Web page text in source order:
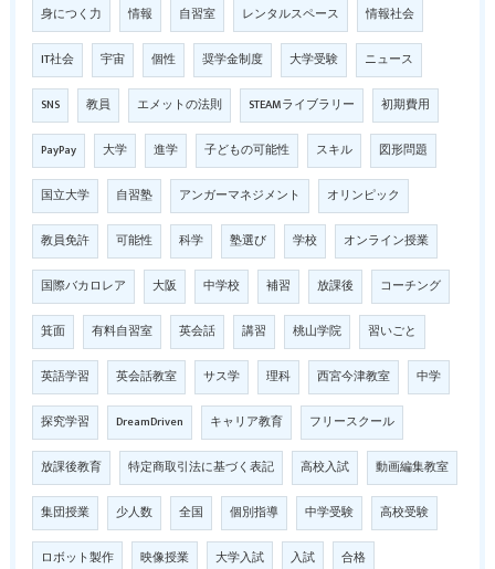
身につく力 情報 自習室 レンタルスペース 情報社会
IT社会 宇宙 個性 奨学金制度 大学受験 ニュース
SNS 教員 エメットの法則 STEAMライブラリー 初期費用
PayPay 大学 進学 子どもの可能性 スキル 図形問題
国立大学 自習塾 アンガーマネジメント オリンピック
教員免許 可能性 科学 塾選び 学校 オンライン授業
国際バカロレア 大阪 中学校 補習 放課後 コーチング
箕面 有料自習室 英会話 講習 桃山学院 習いごと
英語学習 英会話教室 サス学 理科 西宮今津教室 中学
探究学習 DreamDriven キャリア教育 フリースクール
放課後教育 特定商取引法に基づく表記 高校入試 動画編集教室
集団授業 少人数 全国 個別指導 中学受験 高校受験
ロボット製作 映像授業 大学入試 入試 合格